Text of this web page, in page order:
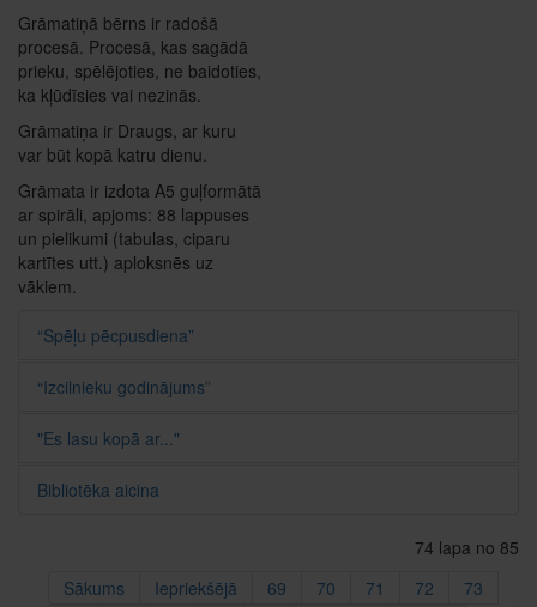
Grāmatiņā bērns ir radošā
procesā. Procesā, kas sagādā
prieku, spēlējoties, ne baidoties,
ka kļūdīsies vai nezinās.
Grāmatiņa ir Draugs, ar kuru
var būt kopā katru dienu.
Grāmata ir izdota A5 guļformātā
ar spirāli, apjoms: 88 lappuses
un pielikumi (tabulas, ciparu
kartītes utt.) aploksnēs uz
vākiem.
“Spēļu pēcpusdiena”
“Izcilnieku godinājums”
"Es lasu kopā ar..."
Bibliotēka aicina
74 lapa no 85
Sākums
Iepriekšējā 69 70 71 72 73